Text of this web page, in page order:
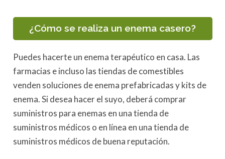
¿Cómo se realiza un enema casero?
Puedes hacerte un enema terapéutico en casa. Las
farmacias e incluso las tiendas de comestibles
venden soluciones de enema prefabricadas y kits de
enema. Si desea hacer el suyo, deberá comprar
suministros para enemas en una tienda de
suministros médicos o en línea en una tienda de
suministros médicos de buena reputación.